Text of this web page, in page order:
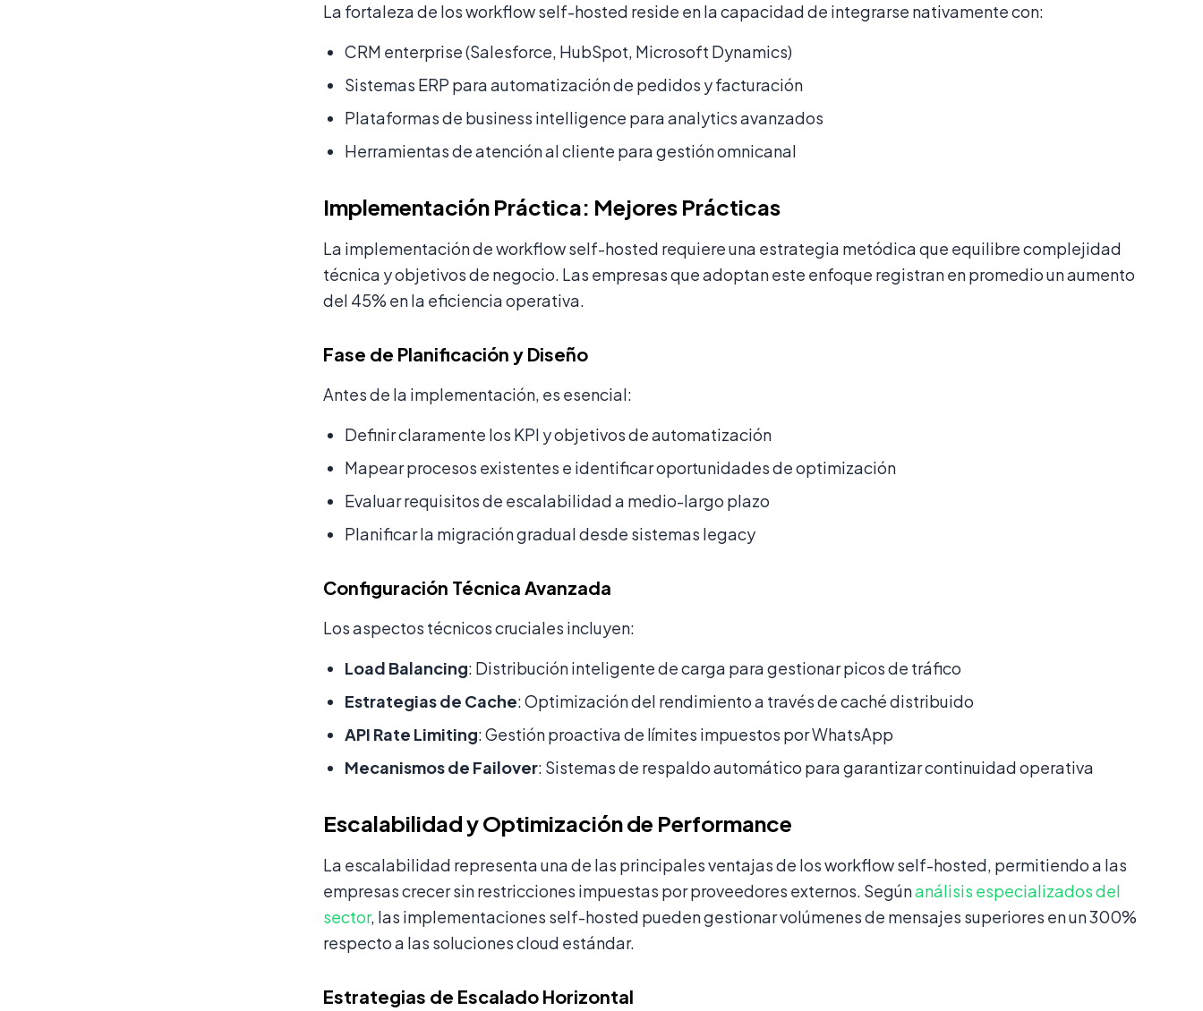
La fortaleza de los workflow self-hosted reside en la capacidad de integrarse nativamente con:
CRM enterprise (Salesforce, HubSpot, Microsoft Dynamics)
Sistemas ERP para automatización de pedidos y facturación
Plataformas de business intelligence para analytics avanzados
Herramientas de atención al cliente para gestión omnicanal
Implementación Práctica: Mejores Prácticas
La implementación de workflow self-hosted requiere una estrategia metódica que equilibre complejidad
técnica y objetivos de negocio. Las empresas que adoptan este enfoque registran en promedio un aumento
del 45% en la eficiencia operativa.
Fase de Planificación y Diseño
Antes de la implementación, es esencial:
Definir claramente los KPI y objetivos de automatización
Mapear procesos existentes e identificar oportunidades de optimización
Evaluar requisitos de escalabilidad a medio-largo plazo
Planificar la migración gradual desde sistemas legacy
Configuración Técnica Avanzada
Los aspectos técnicos cruciales incluyen:
Load Balancing: Distribución inteligente de carga para gestionar picos de tráfico
Estrategias de Cache: Optimización del rendimiento a través de caché distribuido
API Rate Limiting: Gestión proactiva de límites impuestos por WhatsApp
Mecanismos de Failover: Sistemas de respaldo automático para garantizar continuidad operativa
Escalabilidad y Optimización de Performance
La escalabilidad representa una de las principales ventajas de los workflow self-hosted, permitiendo a las
empresas crecer sin restricciones impuestas por proveedores externos. Segúnanálisis especializados del
sector, las implementaciones self-hosted pueden gestionar volúmenes de mensajes superiores en un 300%
respecto a las soluciones cloud estándar.
Estrategias de Escalado Horizontal